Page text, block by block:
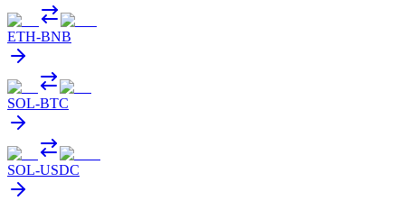
ETH-BNB
SOL-BTC
SOL-USDC